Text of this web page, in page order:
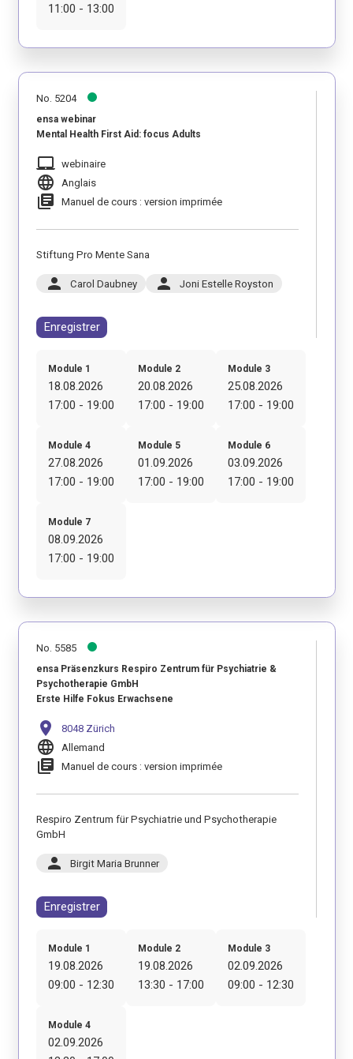
11:00 - 13:00
No. 5204
ensa webinar
Mental Health First Aid: focus Adults
laptop_mac webinaire
language Anglais
library_books Manuel de cours : version imprimée
Stiftung Pro Mente Sana
person Carol Daubney person Joni Estelle Royston
Enregistrer
Module 1
18.08.2026
17:00 - 19:00
Module 2
20.08.2026
17:00 - 19:00
Module 3
25.08.2026
17:00 - 19:00
Module 4
27.08.2026
17:00 - 19:00
Module 5
01.09.2026
17:00 - 19:00
Module 6
03.09.2026
17:00 - 19:00
Module 7
08.09.2026
17:00 - 19:00
No. 5585
ensa Präsenzkurs Respiro Zentrum für Psychiatrie &
Psychotherapie GmbH
Erste Hilfe Fokus Erwachsene
location_on 8048 Zürich
language Allemand
library_books Manuel de cours : version imprimée
Respiro Zentrum für Psychiatrie und Psychotherapie
GmbH
person Birgit Maria Brunner
Enregistrer
Module 1
19.08.2026
09:00 - 12:30
Module 2
19.08.2026
13:30 - 17:00
Module 3
02.09.2026
09:00 - 12:30
Module 4
02.09.2026